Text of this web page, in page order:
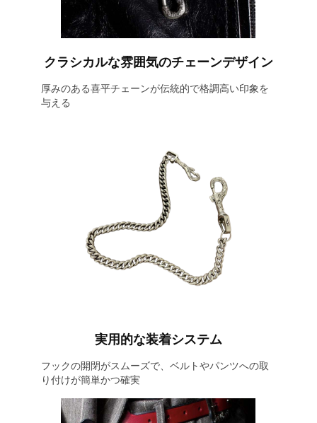
クラシカルな雰囲気のチェーンデザイン
厚みのある喜平チェーンが伝統的で格調高い印象を
与える
実用的な装着システム
フックの開閉がスムーズで、ベルトやパンツへの取
り付けが簡単かつ確実